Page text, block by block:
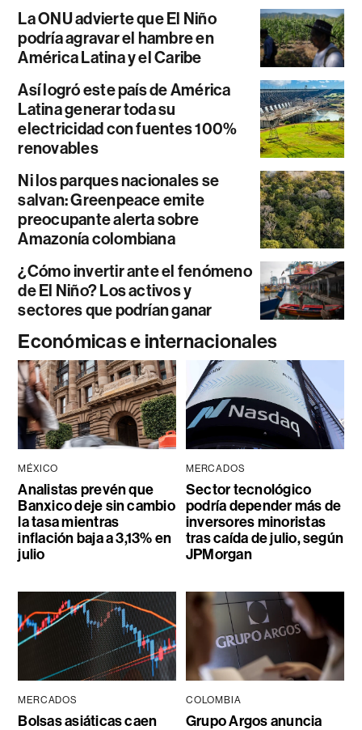
La ONU advierte que El Niño
podría agravar el hambre en
América Latina y el Caribe
Así logró este país de América
Latina generar toda su
electricidad con fuentes 100%
renovables
Ni los parques nacionales se
salvan: Greenpeace emite
preocupante alerta sobre
Amazonía colombiana
¿Cómo invertir ante el fenómeno
de El Niño? Los activos y
sectores que podrían ganar
Económicas e internacionales
MÉXICO
Analistas prevén que
Banxico deje sin cambio
la tasa mientras
inflación baja a 3,13% en
julio
MERCADOS
Sector tecnológico
podría depender más de
inversores minoristas
tras caída de julio, según
JPMorgan
MERCADOS
Bolsas asiáticas caen
COLOMBIA
Grupo Argos anuncia